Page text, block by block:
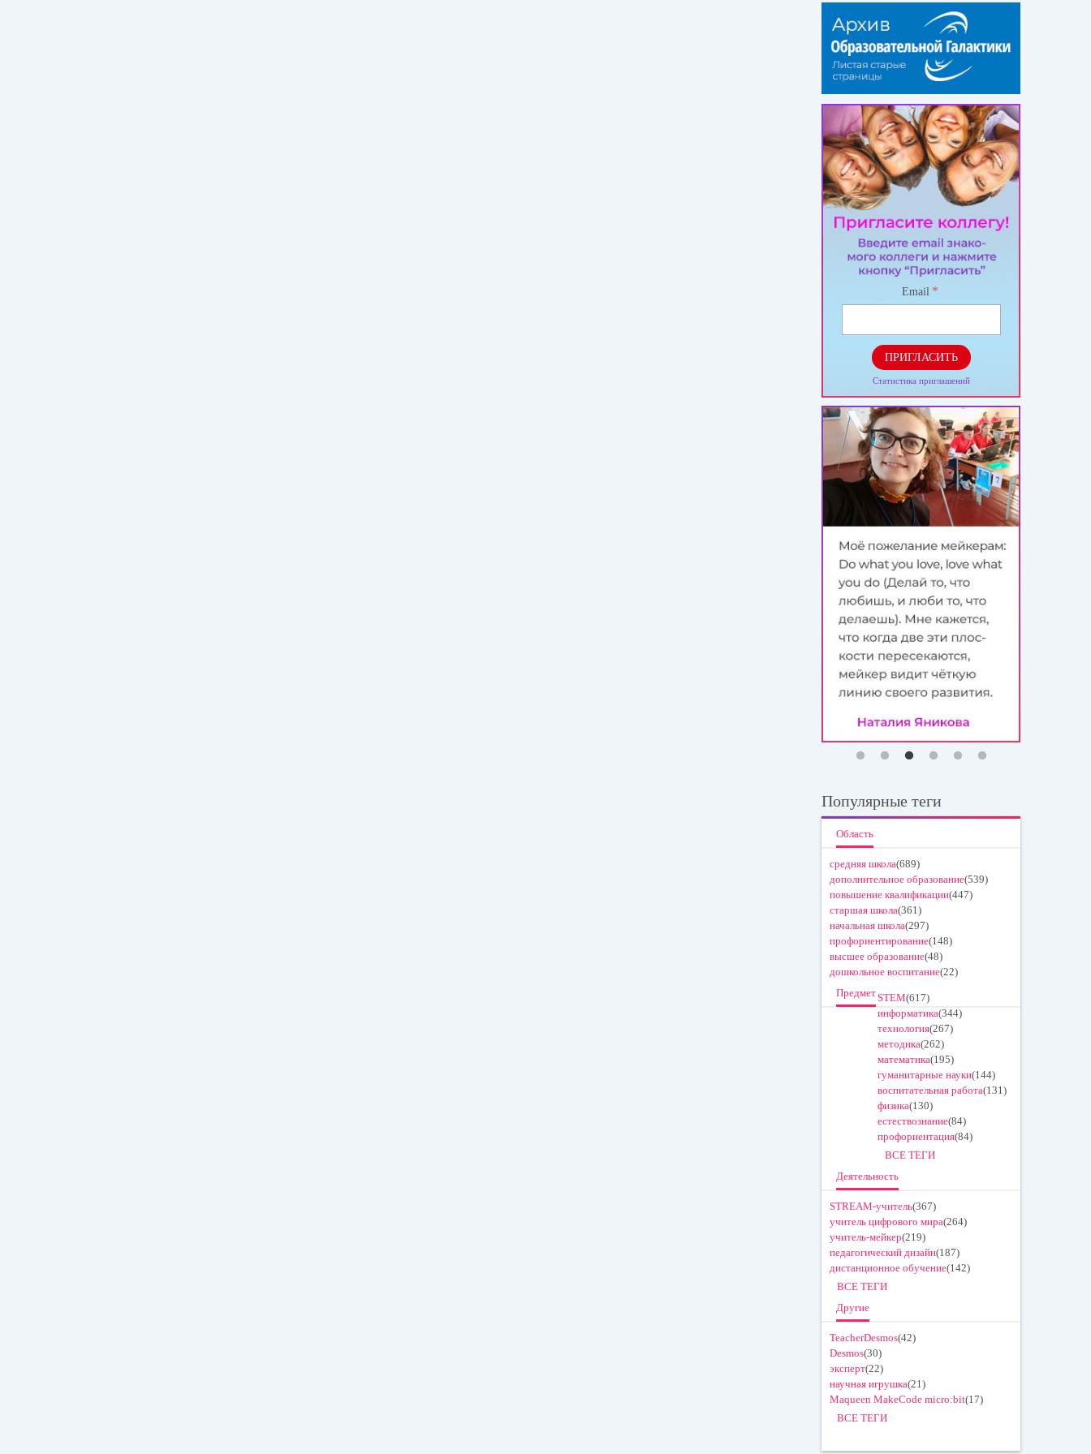
Email *
ПРИГЛАСИТЬ
Статистика приглашений
Популярные теги
Область
средняя школа(689)
дополнительное образование(539)
повышение квалификации(447)
старшая школа(361)
начальная школа(297)
профориентирование(148)
высшее образование(48)
дошкольное воспитание(22)
ПредметSTEM(617)
информатика(344)
технология(267)
методика(262)
математика(195)
гуманитарные науки(144)
воспитательная работа(131)
физика(130)
естествознание(84)
профориентация(84)
ВСЕ ТЕГИ
Деятельность
STREAM-учитель(367)
учитель цифрового мира(264)
учитель-мейкер(219)
педагогический дизайн(187)
дистанционное обучение(142)
ВСЕ ТЕГИ
Другие
TeacherDesmos(42)
Desmos(30)
эксперт(22)
научная игрушка(21)
Maqueen MakeCode micro:bit(17)
ВСЕ ТЕГИ